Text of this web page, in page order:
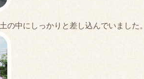
の中にしっかりと差し込んでいました。